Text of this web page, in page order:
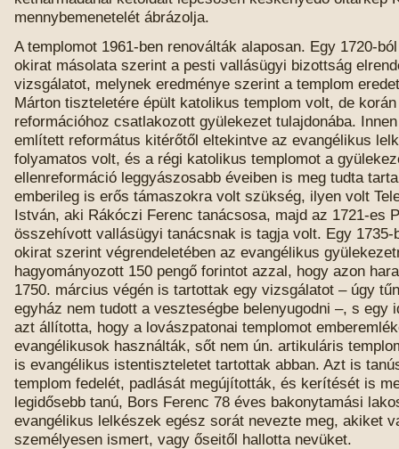
mennybemenetelét ábrázolja.
A templomot 1961-ben renoválták alaposan. Egy 1720-
okirat másolata szerint a pesti vallásügyi bizottság
vizsgálatot, melynek eredménye szerint a templom
Márton tiszteletére épült katolikus templom volt, de
reformációhoz csatlakozott gyülekezet tulajdonába.
említett református kitérőtől eltekintve az evangélikus
folyamatos volt, és a régi katolikus templomot a
ellenreformáció leggyászosabb éveiben is meg tudta
emberileg is erős támaszokra volt szükség, ilyen volt
István, aki Rákóczi Ferenc tanácsosa, majd az 1721-es
összehívott vallásügyi tanácsnak is tagja volt. Egy 1735-
okirat szerint végrendeletében az evangélikus
hagyományozott 150 pengő forintot azzal, hogy azon
1750. március végén is tartottak egy vizsgálatot – úgy
egyház nem tudott a veszteségbe belenyugodni –, s egy
azt állította, hogy a lovászpatonai templomot
evangélikusok használták, sőt nem ún. artikuláris
is evangélikus istentiszteletet tartottak abban. Azt is
templom fedelét, padlását megújították, és kerítését is
legidősebb tanú, Bors Ferenc 78 éves bakonytamási
evangélikus lelkészek egész sorát nevezte meg, akiket
személyesen ismert, vagy őseitől hallotta nevüket.